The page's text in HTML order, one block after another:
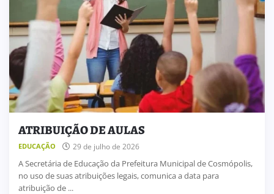
ATRIBUIÇÃO DE AULAS
EDUCAÇÃO 29 de julho de 2026
A Secretária de Educação da Prefeitura Municipal de Cosmópolis,
no uso de suas atribuições legais, comunica a data para
atribuição de ...